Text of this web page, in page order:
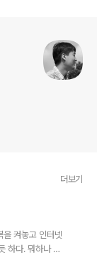
더보기
을 켜놓고 인터넷
하다. 뭐하나 맘